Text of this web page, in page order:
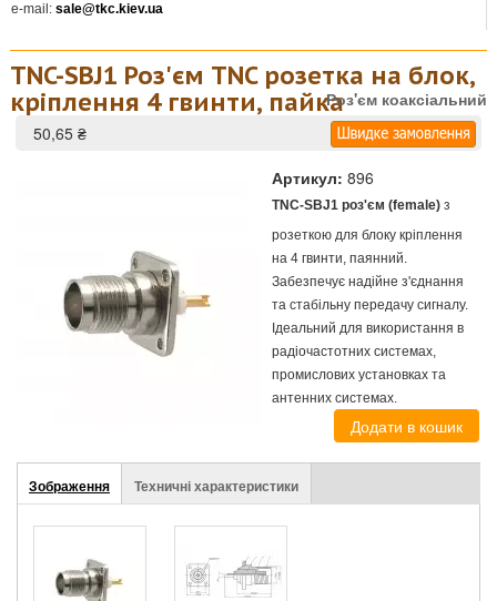
e-mail: sale@tkc.kiev.ua
TNC-SBJ1 Роз'єм TNC розетка на блок,
кріплення 4 гвинти, пайкаРоз'єм коаксіальний
50,65 ₴
Артикул: 896
TNC-SBJ1 роз'єм (female) з
розеткою для блоку кріплення
на 4 гвинти, паянний.
Забезпечує надійне з'єднання
та стабільну передачу сигналу.
Ідеальний для використання в
радіочастотних системах,
промислових установках та
антенних системах.
Stuff
Зображення (активна
вкладка)
Техничні характеристики